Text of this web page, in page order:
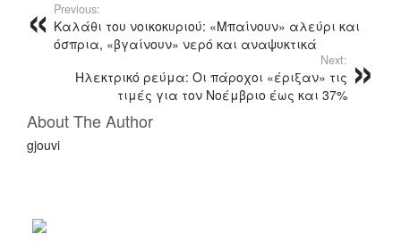
Previous:
Καλάθι του νοικοκυριού: «Μπαίνουν» αλεύρι και
όσπρια, «βγαίνουν» νερό και αναψυκτικά
Next:
Ηλεκτρικό ρεύμα: Οι πάροχοι «έριξαν» τις
τιμές για τον Νοέμβριο έως και 37%
About The Author
gjouvi